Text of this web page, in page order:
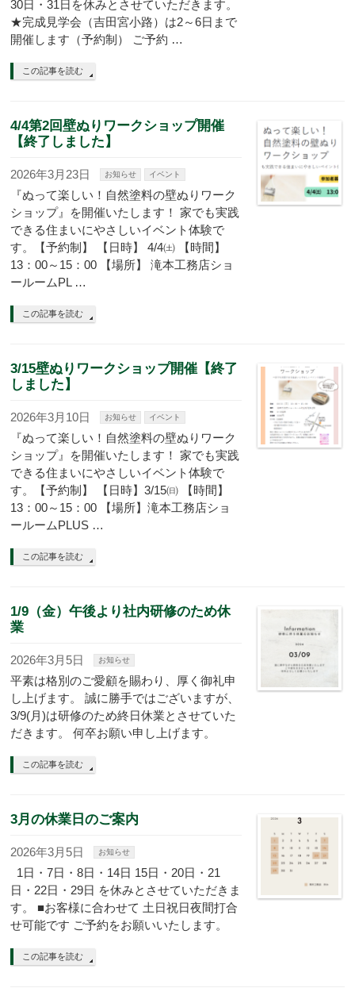
30日・31日を休みとさせていただきます。
★完成見学会（吉田宮小路）は2～6日まで
開催します（予約制） ご予約 …
この記事を読む
4/4第2回壁ぬりワークショップ開催
【終了しました】
2026年3月23日 お知らせ イベント
『ぬって楽しい！自然塗料の壁ぬりワーク
ショップ』を開催いたします！ 家でも実践
できる住まいにやさしいイベント体験で
す。【予約制】 【日時】 4/4㈯ 【時間】
13：00～15：00 【場所】 滝本工務店ショ
ールームPL …
この記事を読む
3/15壁ぬりワークショップ開催【終了
しました】
2026年3月10日 お知らせ イベント
『ぬって楽しい！自然塗料の壁ぬりワーク
ショップ』を開催いたします！ 家でも実践
できる住まいにやさしいイベント体験で
す。【予約制】 【日時】3/15㈰ 【時間】
13：00～15：00 【場所】滝本工務店ショ
ールームPLUS …
この記事を読む
1/9（金）午後より社内研修のため休
業
2026年3月5日 お知らせ
平素は格別のご愛顧を賜わり、厚く御礼申
し上げます。 誠に勝手ではございますが、
3/9(月)は研修のため終日休業とさせていた
だきます。 何卒お願い申し上げます。
この記事を読む
3月の休業日のご案内
2026年3月5日 お知らせ
1日・7日・8日・14日 15日・20日・21
日・22日・29日 を休みとさせていただきま
す。 ■お客様に合わせて 土日祝日夜間打合
せ可能です ご予約をお願いいたします。
この記事を読む